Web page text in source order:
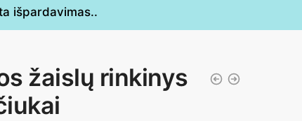
išpardavimas..
žaislų rinkinys